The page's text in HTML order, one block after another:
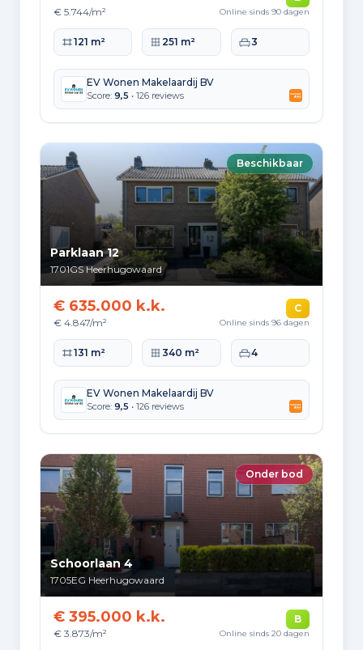
€ 5.744/m² Online sinds 90 dagen
Woonoppervlakte
121 m² Perceeloppervlakte
251 m² Slaapkamers
3
EV Wonen Makelaardij BV
Score: 9,5 • 126 reviews
Beschikbaar
Parklaan 12
1701GS Heerhugowaard
€ 635.000 k.k.
€ 4.847/m²
C
Online sinds 96 dagen
Woonoppervlakte
131 m² Perceeloppervlakte
340 m² Slaapkamers
4
EV Wonen Makelaardij BV
Score: 9,5 • 126 reviews
Onder bod
Schoorlaan 4
1705EG Heerhugowaard
€ 395.000 k.k.
€ 3.873/m²
B
Online sinds 20 dagen